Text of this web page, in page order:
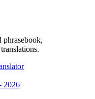
phrasebook,
2026